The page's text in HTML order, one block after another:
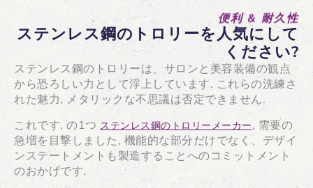
便利 & 耐久性
ステンレス鋼のトロリーを人気にして
ください?
ステンレス鋼のトロリーは、サロンと美容装備の観点
から恐ろしい力として浮上しています. これらの洗練さ
れた魅力, メタリックな不思議は否定できません.
これです, の1つ ステンレス鋼のトロリーメーカー, 需要の
急増を目撃しました, 機能的な部分だけでなく、デザイ
ンステートメントも製造することへのコミットメント
のおかげです.